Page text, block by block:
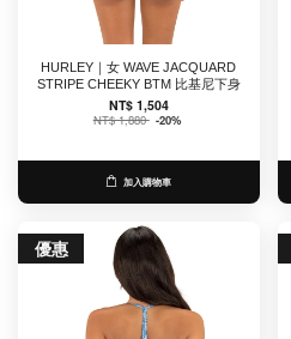
HURLEY｜女 WAVE JACQUARD
STRIPE CHEEKY BTM 比基尼下身
NT$ 1,504
NT$ 1,880 -20%
加入購物車
優惠